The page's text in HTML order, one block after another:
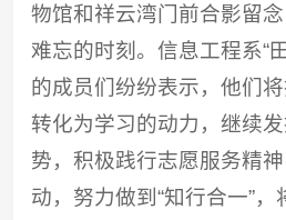
物馆和祥云湾门前合影留
难忘的时刻。信息工程系“
的成员们纷纷表示，他们
转化为学习的动力，继续
势，积极践行志愿服务精
动，努力做到“知行合一”